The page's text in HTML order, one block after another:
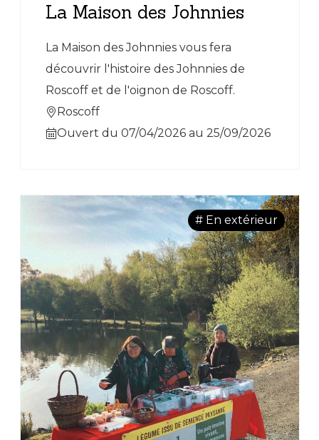
La Maison des Johnnies
La Maison des Johnnies vous fera
découvrir l'histoire des Johnnies de
Roscoff et de l'oignon de Roscoff.
Roscoff
Ouvert du 07/04/2026 au 25/09/2026
# En extérieur